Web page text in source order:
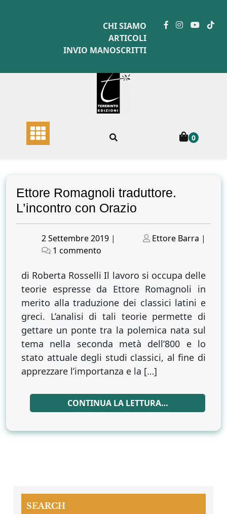
CHI SIAMO
ARTICOLI
INVIO MANOSCRITTI
0
Ettore Romagnoli traduttore.
L’incontro con Orazio
Posted
on
2 Settembre 2019 |
Posted
Ettore Barra |
1 commento
Romagnoli
traduttore.
L’incontro
con
Orazio
di Roberta Rosselli Il lavoro si occupa delle
teorie espresse da Ettore Romagnoli in
merito alla traduzione dei classici latini e
greci. L’analisi di tali teorie permette di
gettare un ponte tra la polemica nata sul
tema nella seconda metà dell’800 e lo
stato attuale degli studi classici, al fine di
apprezzare l’importanza e la […]
CONTINUA LA LETTURA…
SEARCH